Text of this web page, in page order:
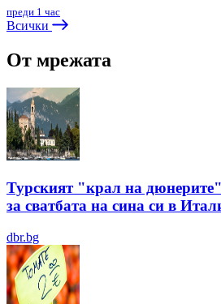
преди 1 час
Всички
От мрежата
Турският "крал на
за сватбата на сина си в
dbr.bg